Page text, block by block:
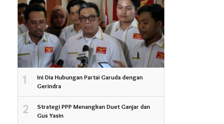
1
Ini Dia Hubungan Partai Garuda dengan
Gerindra
2
Strategi PPP Menangkan Duet Ganjar dan
Gus Yasin